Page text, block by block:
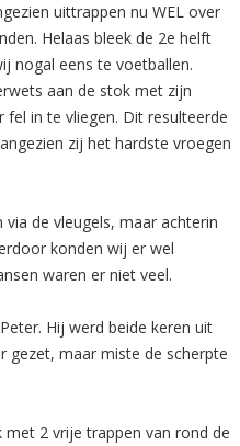
uittrappen nu WEL over
Helaas bleek de 2e helft
nogal eens te voetballen.
aan de stok met zijn
in te vliegen. Dit resulteerde
zij het hardste vroegen
de vleugels, maar achterin
konden wij er wel
waren er niet veel.
Hij werd beide keren uit
gezet, maar miste de scherpte
met 2 vrije trappen van rond de